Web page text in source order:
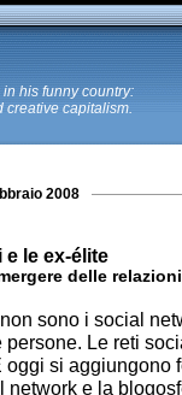
his funny country:
creative capitalism.
2008
e le ex-élite
delle
sono i social
persone. Le reti
oggi si aggiungono
network e la